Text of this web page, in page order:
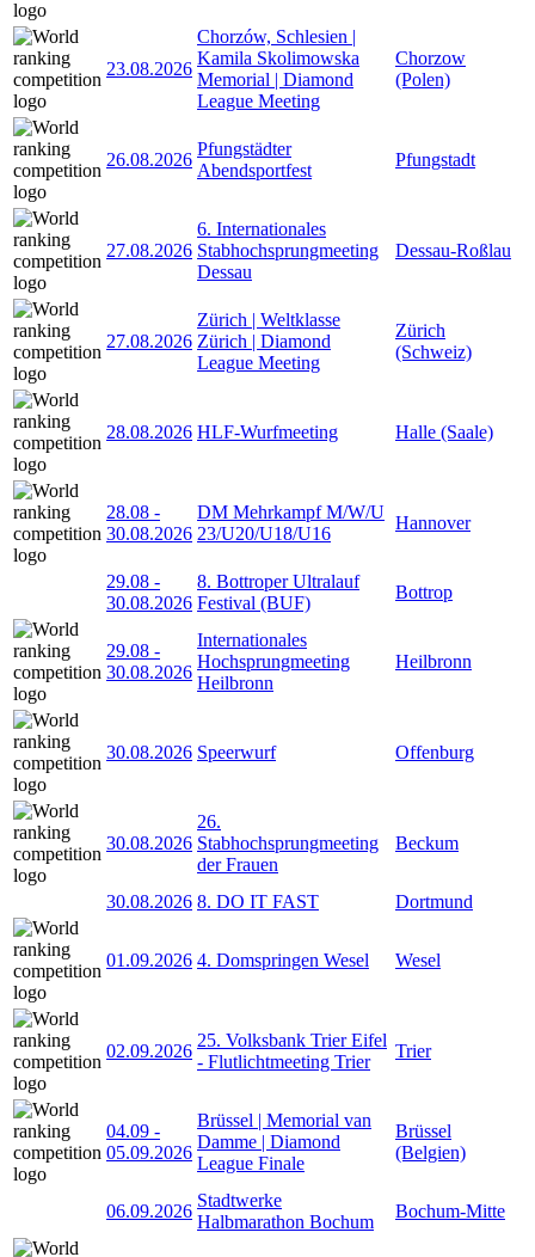
23.08.2026
Chorzów, Schlesien |
Kamila Skolimowska
Memorial | Diamond
League Meeting
Chorzow
(Polen)
26.08.2026
Pfungstädter
Abendsportfest
Pfungstadt
27.08.2026
6. Internationales
Stabhochsprungmeeting
Dessau
Dessau-Roßlau
27.08.2026
Zürich | Weltklasse
Zürich | Diamond
League Meeting
Zürich
(Schweiz)
28.08.2026 HLF-Wurfmeeting Halle (Saale)
28.08 -
30.08.2026
DM Mehrkampf M/W/U
23/U20/U18/U16
Hannover
29.08 -
30.08.2026
8. Bottroper Ultralauf
Festival (BUF)
Bottrop
29.08 -
30.08.2026
Internationales
Hochsprungmeeting
Heilbronn
Heilbronn
30.08.2026 Speerwurf Offenburg
30.08.2026
26.
Stabhochsprungmeeting
der Frauen
Beckum
30.08.2026 8. DO IT FAST Dortmund
01.09.2026 4. Domspringen Wesel Wesel
02.09.2026
25. Volksbank Trier Eifel
- Flutlichtmeeting Trier
Trier
04.09 -
05.09.2026
Brüssel | Memorial van
Damme | Diamond
League Finale
Brüssel
(Belgien)
06.09.2026
Stadtwerke
Halbmarathon Bochum
Bochum-Mitte